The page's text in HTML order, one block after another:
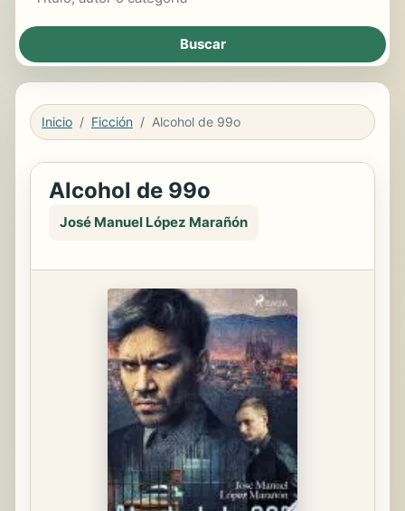
Inicio Ficción Alcohol de 99o
Alcohol de 99o
José Manuel López Marañón